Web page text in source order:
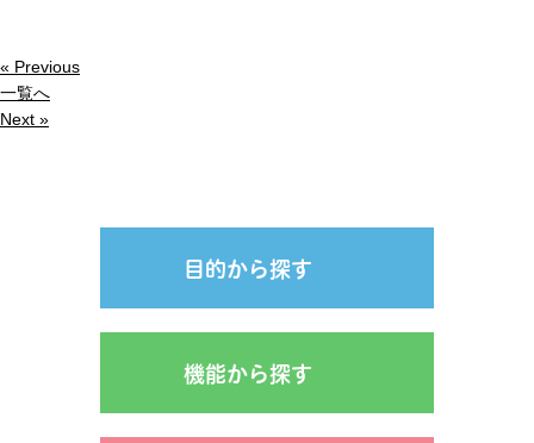
« Previous
一覧へ
Next »
目的から探す
機能から探す